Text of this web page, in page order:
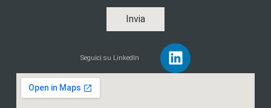
Invia
Seguici su LinkedIn